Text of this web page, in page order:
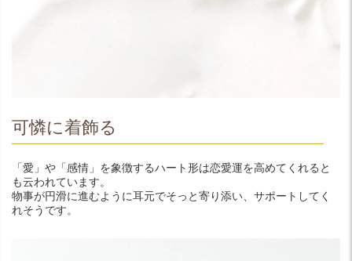
可憐に着飾る
「愛」や「感情」を象徴するハート形は恋愛運を高めてくれると
も云われています。
物事が円滑に進むように耳元でそっと寄り添い、サポートしてく
れそうです。